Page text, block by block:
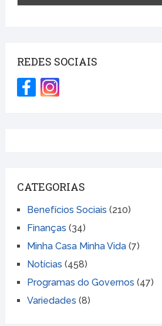
REDES SOCIAIS
CATEGORIAS
Benefícios Sociais (210)
Finanças (34)
Minha Casa Minha Vida(7)
Notícias (458)
Programas do Governos (47)
Variedades (8)